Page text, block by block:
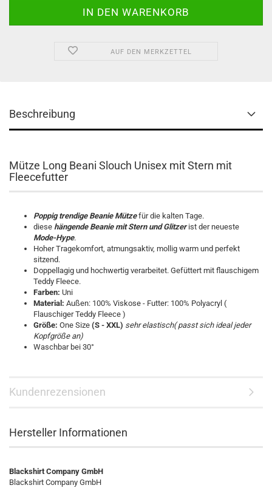
AUF DEN MERKZETTEL
Beschreibung
Mütze Long Beani Slouch Unisex mit Stern mit
Fleecefutter
Poppig trendige Beanie Mützefür die kalten Tage.
diese hängende Beanie mit Stern und Glitzerist der neueste
Mode-Hype.
Hoher Tragekomfort, atmungsaktiv, mollig warm und perfekt
sitzend.
Doppellagig und hochwertig verarbeitet. Gefüttert mit flauschigem
Teddy Fleece.
Farben: Uni
Material: Außen: 100% Viskose - Futter: 100% Polyacryl (
Flauschiger Teddy Fleece )
Größe: One Size (S - XXL) sehr elastisch( passt sich ideal jeder
Kopfgröße an)
Waschbar bei 30°
Kundenrezensionen
Hersteller Informationen
Blackshirt Company GmbH
Blackshirt Company GmbH